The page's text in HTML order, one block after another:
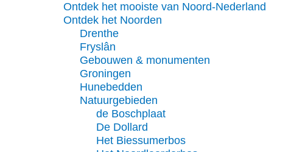
Ontdek het mooiste van Noord-Nederland
Ontdek het Noorden
Drenthe
Fryslân
Gebouwen & monumenten
Groningen
Hunebedden
Natuurgebieden
de Boschplaat
De Dollard
Het Biessumerbos